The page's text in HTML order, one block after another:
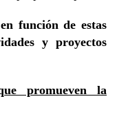
función de estas
y proyectos
promueven la